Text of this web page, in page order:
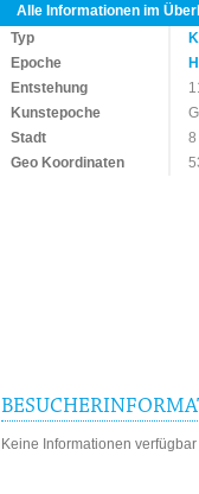
Alle Informationen im
Typ
Epoche
Entstehung
Kunstepoche
Stadt
Geo Koordinaten
Keine Informationen verfügbar